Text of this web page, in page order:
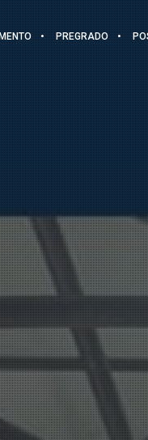
PREGRADO